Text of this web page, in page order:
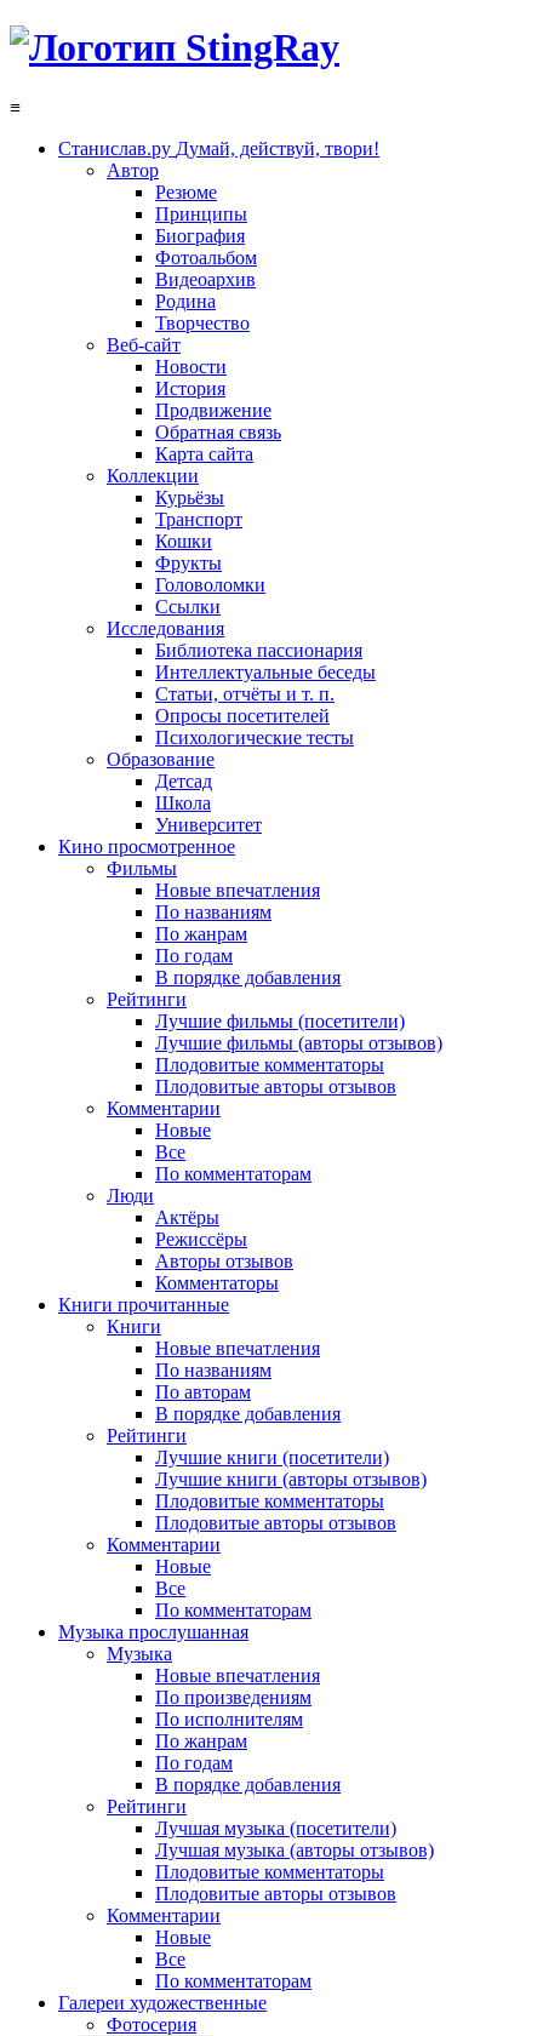
≡
Станислав.ру Думай, действуй, твори!
Автор
Резюме
Принципы
Биография
Фотоальбом
Видеоархив
Родина
Творчество
Веб-сайт
Новости
История
Продвижение
Обратная связь
Карта сайта
Коллекции
Курьёзы
Транспорт
Кошки
Фрукты
Головоломки
Ссылки
Исследования
Библиотека пассионария
Интеллектуальные беседы
Статьи, отчёты и т. п.
Опросы посетителей
Психологические тесты
Образование
Детсад
Школа
Университет
Кино просмотренное
Фильмы
Новые впечатления
По названиям
По жанрам
По годам
В порядке добавления
Рейтинги
Лучшие фильмы (посетители)
Лучшие фильмы (авторы отзывов)
Плодовитые комментаторы
Плодовитые авторы отзывов
Комментарии
Новые
Все
По комментаторам
Люди
Актёры
Режиссёры
Авторы отзывов
Комментаторы
Книги прочитанные
Книги
Новые впечатления
По названиям
По авторам
В порядке добавления
Рейтинги
Лучшие книги (посетители)
Лучшие книги (авторы отзывов)
Плодовитые комментаторы
Плодовитые авторы отзывов
Комментарии
Новые
Все
По комментаторам
Музыка прослушанная
Музыка
Новые впечатления
По произведениям
По исполнителям
По жанрам
По годам
В порядке добавления
Рейтинги
Лучшая музыка (посетители)
Лучшая музыка (авторы отзывов)
Плодовитые комментаторы
Плодовитые авторы отзывов
Комментарии
Новые
Все
По комментаторам
Галереи художественные
Фотосерия